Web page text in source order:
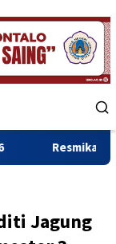
Gedung Baru
Jagung